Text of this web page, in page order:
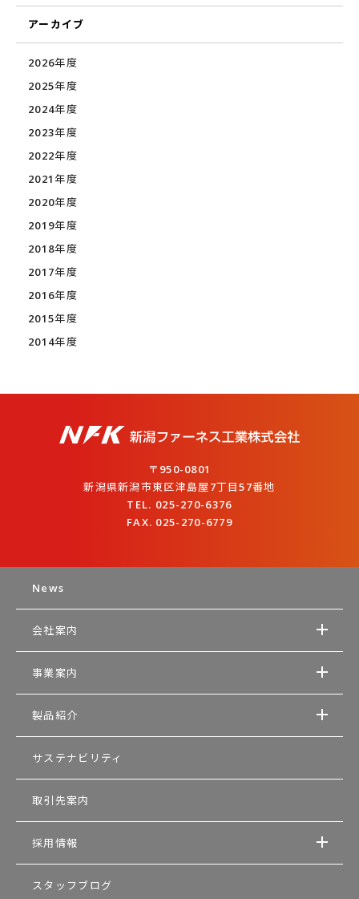
アーカイブ
2026年度
2025年度
2024年度
2023年度
2022年度
2021年度
2020年度
2019年度
2018年度
2017年度
2016年度
2015年度
2014年度
〒950-0801
新潟県新潟市東区津島屋7丁目57番地
TEL. 025-270-6376
FAX. 025-270-6779
News
会社案内
事業案内
製品紹介
サステナビリティ
取引先案内
採用情報
スタッフブログ